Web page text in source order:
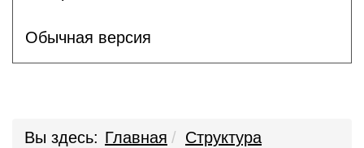
Обычная версия
Вы здесь: Главная
Структура